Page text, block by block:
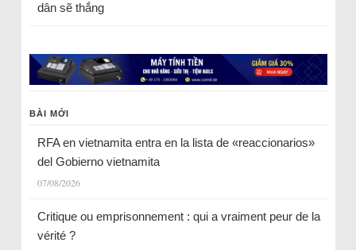
dân sẽ thắng
BÀI MỚI
RFA en vietnamita entra en la lista de «reaccionarios»
del Gobierno vietnamita
07/08/2026
Critique ou emprisonnement : qui a vraiment peur de la
vérité ?